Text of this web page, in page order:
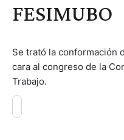
FESIMUBO
Se trató la conformación
cara al congreso de la
Trabajo.